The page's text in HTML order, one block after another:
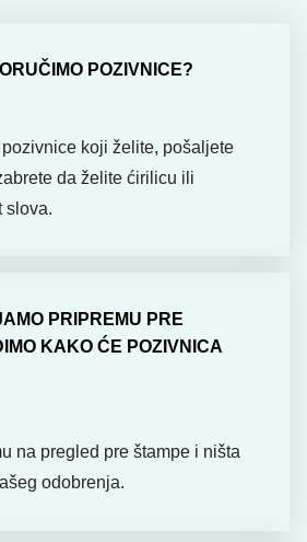
POZIVNICE?
pozivnice koji želite, pošaljete
da želite ćirilicu ili
slova.
PRIPREMU PRE
KAKO ĆE POZIVNICA
na pregled pre štampe i ništa
odobrenja.